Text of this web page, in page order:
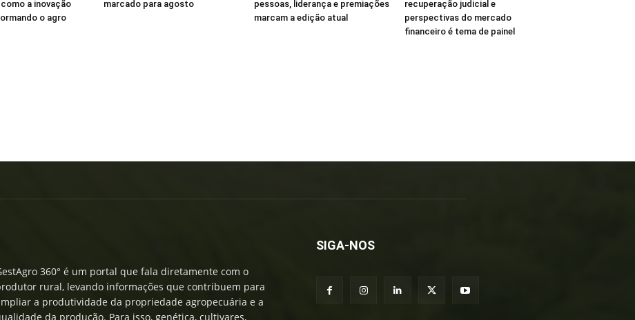
a inovação
o agro
marcado para agosto
pessoas, liderança e premiações
marcam a edição atual
recuperação judicial e
perspectivas do mercado
financeiro é tema de painel
360° é um portal que fala diretamente com o
rural, levando informações que contribuem para
a produtividade da propriedade agropecuária e a
da produção. Para isso, genética, cultivares,
SIGA-NOS